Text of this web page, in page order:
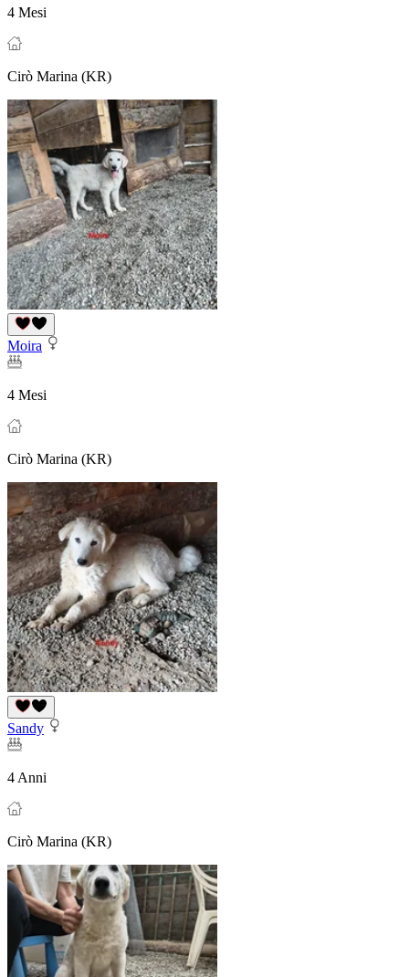
4 Mesi
Cirò Marina (KR)
Moira
4 Mesi
Cirò Marina (KR)
Sandy
4 Anni
Cirò Marina (KR)